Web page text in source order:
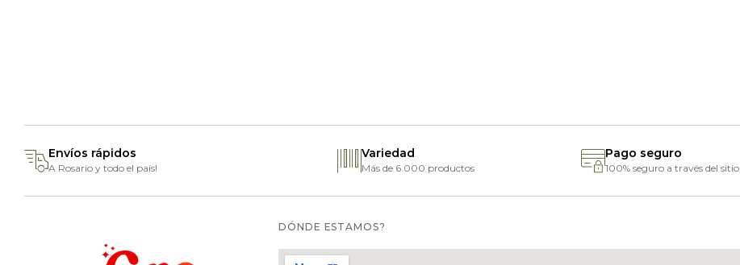
Envíos rápidos
A Rosario y todo el país!
Variedad
Más de 6.000 productos
Pago seguro
100% seguro a través del sitio
DÓNDE ESTAMOS?